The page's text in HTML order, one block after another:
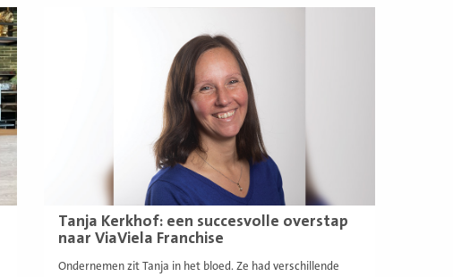
Tanja Kerkhof: een succesvolle overstap
naar ViaViela Franchise
Ondernemen zit Tanja in het bloed. Ze had verschillende